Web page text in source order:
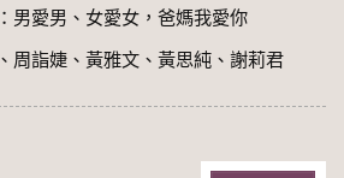
男愛男、女愛女，爸媽我愛你
周詣婕、黃雅文、黃思純、謝莉君